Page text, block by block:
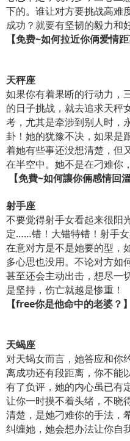
下的。谁让对方要挑战高难
成功？就要有坚韧的毅力和
【免费~如何拉近你俩爱情距
天秤座
如果你有着果断的行动力，
的日子挑战，就去追求天秤
考，尤其是牵涉到别人时，
卦！她的犹豫不决，如果是
着她有些事还没想清楚，但
在半空中。她不是在刁难你
【免費~如何讓你倆感情回溫
射手座
不要觉得射手女看起来很阳
定……错！大错特错！射手
在意对方是不是她要的型，
多心思也没用。不论对方如
甚至还会主动出击，想尽一
是坚持，伤亡就越是惨重！
【free你是他命中的老婆？】
天蝎座
对天蝎女而言，她答应和你
离成功还有段距离，你不能
有了负评，她的内心虽已有
让你一时摸不着头绪，不晓
清楚，是她刁难你的手法，
纠缠她，她会想办法让你自